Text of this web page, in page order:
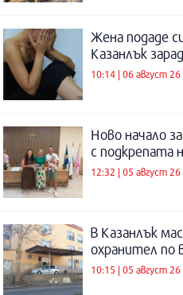
Жена подаде
Казанлък
10:14 | 06 август 26
Ново начало
с подкрепата
12:32 | 05 август 26
В Казанлък
охранител по
10:15 | 05 август 26